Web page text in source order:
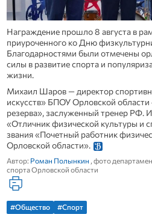
Награждение прошло 8 августа в
приуроченного ко Дню
Благодарностями были отмечены
силы в развитие спорта и
жизни.
Михаил Шаров — директор
искусств» БПОУ Орловской
резерва», заслуженный тренер РФ.
«Отличник физической культуры и
звания «Почетный работник
Орловской области».
Автор: Роман Полынкин , фото
спорта Орловской области
#Общество #Спорт